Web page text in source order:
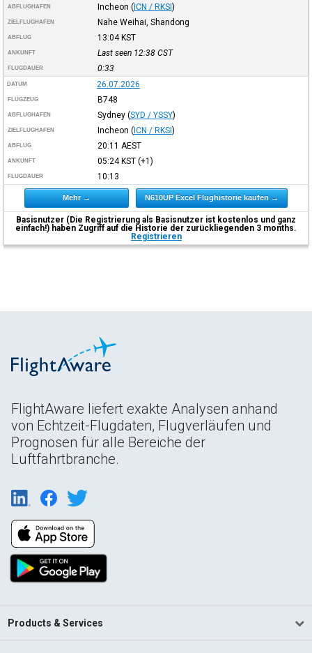
ABFLUGHAFEN Incheon (ICN / RKSI)
ZIELFLUGHAFEN Nahe Weihai, Shandong
ABFLUG 13:04KST
ANKUNFT Last seen 12:38 CST
FLUGDAUER 0:33
DATUM 26.07.2026
FLUGZEUG B748
ABFLUGHAFEN Sydney (SYD / YSSY)
ZIELFLUGHAFEN Incheon (ICN / RKSI)
ABFLUG 20:11 AEST
ANKUNFT 05:24KST(+1)
FLUGDAUER 10:13
Mehr → N610UP Excel Flughistorie kaufen →
Basisnutzer (Die Registrierung als Basisnutzer ist kostenlos und ganz
einfach!) haben Zugriff auf die Historie der zurückliegenden 3 months.
Registrieren
FlightAware liefert exakte Analysen anhand
von Echtzeit-Flugdaten, Flugverläufen und
Prognosen für alle Bereiche der
Luftfahrtbranche.
Products & Services